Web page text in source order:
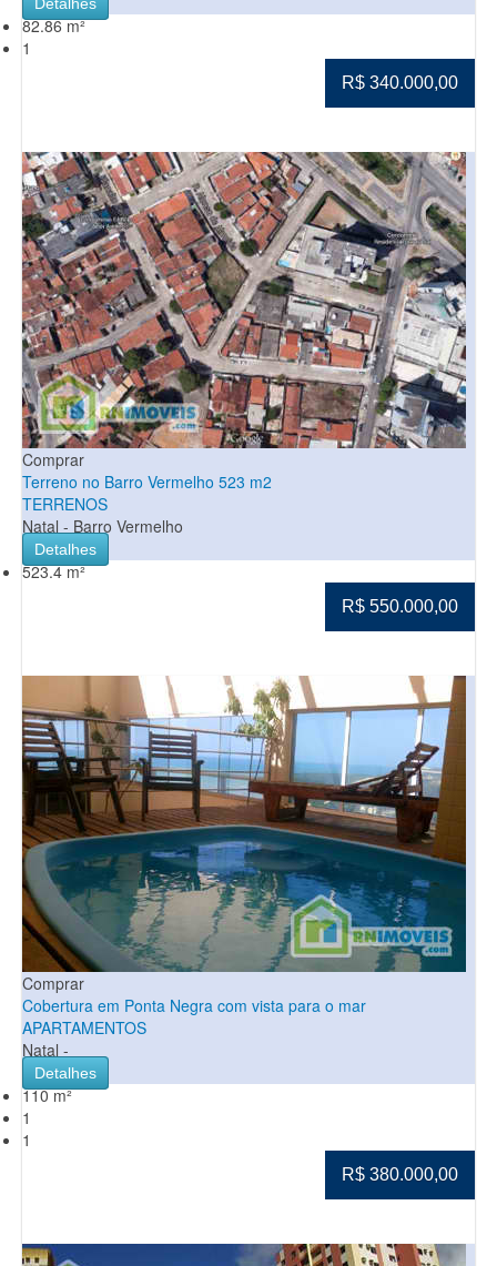
82.86 m²
1
R$ 340.000,00
Comprar
Terreno no Barro Vermelho 523 m2
TERRENOS
Natal - Barro Vermelho
Detalhes
523.4 m²
R$ 550.000,00
Comprar
Cobertura em Ponta Negra com vista para o mar
APARTAMENTOS
Natal -
Detalhes
110 m²
1
1
R$ 380.000,00